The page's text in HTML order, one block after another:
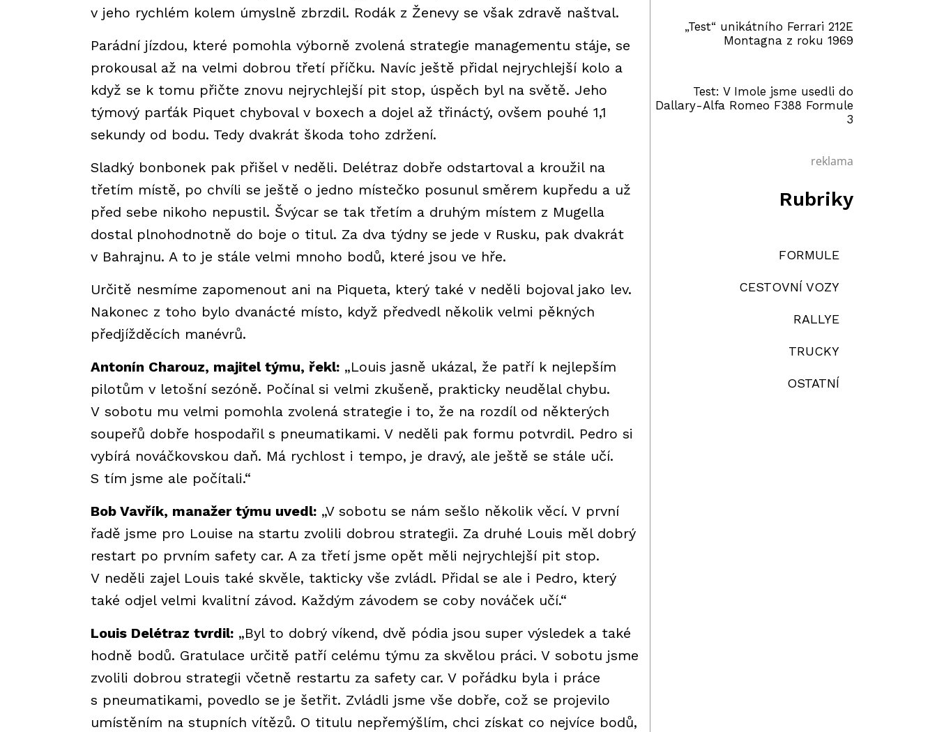
v jeho rychlém kolem úmyslně zbrzdil. Rodák z Ženevy se však zdravě naštval.
Parádní jízdou, které pomohla výborně zvolená strategie managementu stáje, se
prokousal až na velmi dobrou třetí příčku. Navíc ještě přidal nejrychlejší kolo a
když se k tomu přičte znovu nejrychlejší pit stop, úspěch byl na světě. Jeho
týmový parťák Piquet chyboval v boxech a dojel až třináctý, ovšem pouhé 1,1
sekundy od bodu. Tedy dvakrát škoda toho zdržení.
Sladký bonbonek pak přišel v neděli. Delétraz dobře odstartoval a kroužil na
třetím místě, po chvíli se ještě o jedno místečko posunul směrem kupředu a už
před sebe nikoho nepustil. Švýcar se tak třetím a druhým místem z Mugella
dostal plnohodnotně do boje o titul. Za dva týdny se jede v Rusku, pak dvakrát
v Bahrajnu. A to je stále velmi mnoho bodů, které jsou ve hře.
Určitě nesmíme zapomenout ani na Piqueta, který také v neděli bojoval jako lev.
Nakonec z toho bylo dvanácté místo, když předvedl několik velmi pěkných
předjížděcích manévrů.
Antonín Charouz, majitel týmu, řekl: „Louis jasně ukázal, že patří k nejlepším
pilotům v letošní sezóně. Počínal si velmi zkušeně, prakticky neudělal chybu.
V sobotu mu velmi pomohla zvolená strategie i to, že na rozdíl od některých
soupeřů dobře hospodařil s pneumatikami. V neděli pak formu potvrdil. Pedro si
vybírá nováčkovskou daň. Má rychlost i tempo, je dravý, ale ještě se stále učí.
S tím jsme ale počítali.“
Bob Vavřík, manažer týmu uvedl: „V sobotu se nám sešlo několik věcí. V první
řadě jsme pro Louise na startu zvolili dobrou strategii. Za druhé Louis měl dobrý
restart po prvním safety car. A za třetí jsme opět měli nejrychlejší pit stop.
V neděli zajel Louis také skvěle, takticky vše zvládl. Přidal se ale i Pedro, který
také odjel velmi kvalitní závod. Každým závodem se coby nováček učí.“
Louis Delétraz tvrdil: „Byl to dobrý víkend, dvě pódia jsou super výsledek a také
hodně bodů. Gratulace určitě patří celému týmu za skvělou práci. V sobotu jsme
zvolili dobrou strategii včetně restartu za safety car. V pořádku byla i práce
s pneumatikami, povedlo se je šetřit. Zvládli jsme vše dobře, což se projevilo
umístěním na stupních vítězů. O titulu nepřemýšlím, chci získat co nejvíce bodů,
„Test“ unikátního Ferrari 212E
Montagna z roku 1969
Test: V Imole jsme usedli do
Dallary-Alfa Romeo F388 Formule
3
reklama
Rubriky
FORMULE
CESTOVNÍ VOZY
RALLYE
TRUCKY
OSTATNÍ